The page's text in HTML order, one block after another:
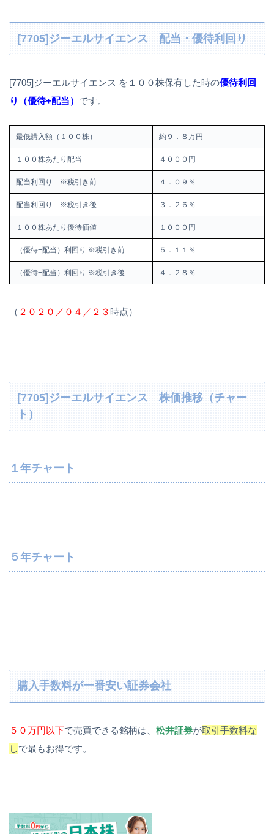
[7705]ジーエルサイエンス 配当・優待利回り
[7705]ジーエルサイエンス を１００株保有した時の優待利回
り（優待+配当） です。
最低購入額（１００株） 約９．８万円
１００株あたり配当 ４０００円
配当利回り ※税引き前 ４．０９％
配当利回り ※税引き後 ３．２６％
１００株あたり優待価値 １０００円
（優待+配当）利回り ※税引き前 ５．１１％
（優待+配当）利回り ※税引き後 ４．２８％
（ ２０２０／０４／２３時点）
[7705]ジーエルサイエンス 株価推移（チャー
ト）
１年チャート
５年チャート
購入手数料が一番安い証券会社
５０万円以下で売買できる銘柄は、 松井証券が取引手数料な
しで最もお得です。